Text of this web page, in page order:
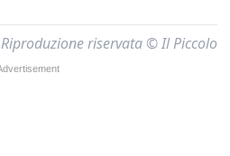
Riproduzione riservata © Il Piccolo